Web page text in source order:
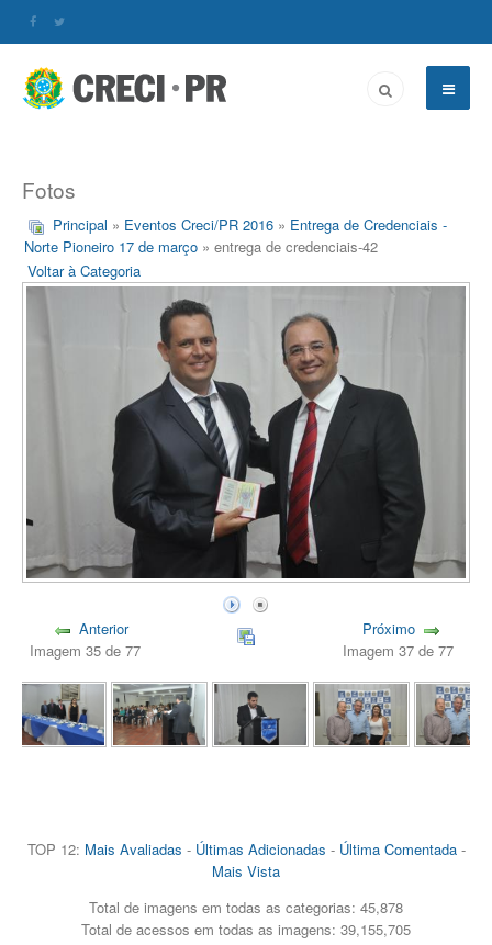
Fotos
Principal » Eventos Creci/PR 2016 » Entrega de Credenciais -
Norte Pioneiro 17 de março » entrega de credenciais-42
Voltar à Categoria
Anterior
Imagem 35 de 77
Próximo
Imagem 37 de 77
TOP 12: Mais Avaliadas - Últimas Adicionadas - Última Comentada-
Mais Vista
Total de imagens em todas as categorias: 45,878
Total de acessos em todas as imagens: 39,155,705